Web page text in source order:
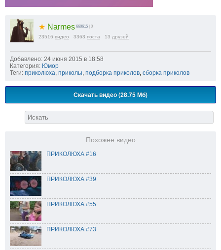
★ Narmes 660615 | 0
23516 видео 3363 поста 13 друзей
Добавлено: 24 июня 2015 в 18:58
Категория: Юмор
Теги: приколюха, приколы, подборка приколов, сборка приколов
Скачать видео (28.75 Мб)
Похожее видео
ПРИКОЛЮХА #16
ПРИКОЛЮХА #39
ПРИКОЛЮХА #55
ПРИКОЛЮХА #73